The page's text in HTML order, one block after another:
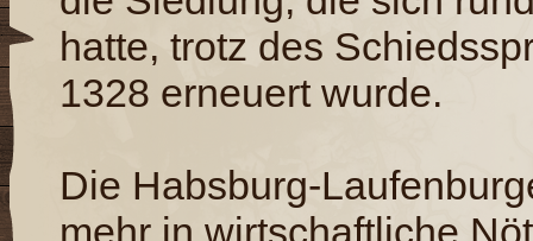
hatte, trotz des
1328 erneuert wurde.
Die Habsburg-
mehr in wirtschaftliche